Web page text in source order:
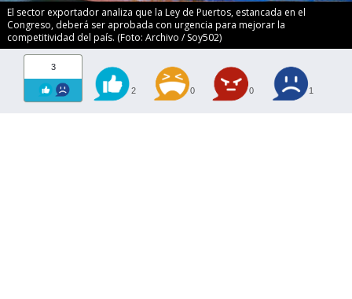
El sector exportador analiza que la Ley de Puertos, estancada en el
Congreso, deberá ser aprobada con urgencia para mejorar la
competitividad del país. (Foto: Archivo / Soy502)
3
2 0 0 1